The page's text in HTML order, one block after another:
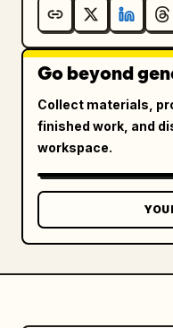
Go beyond
Collect materials,
finished work, and
workspace.